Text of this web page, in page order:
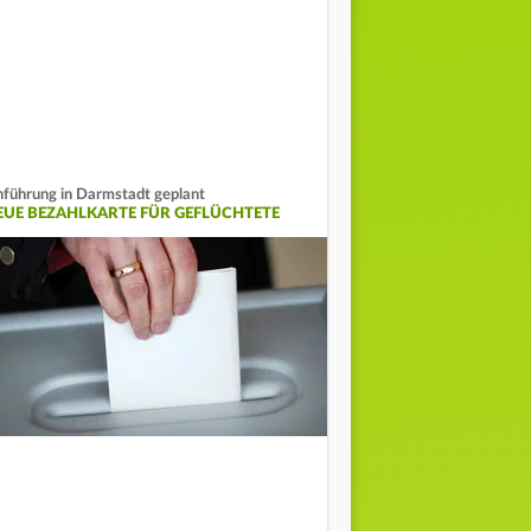
in Darmstadt geplant
BEZAHLKARTE FÜR GEFLÜCHTETE